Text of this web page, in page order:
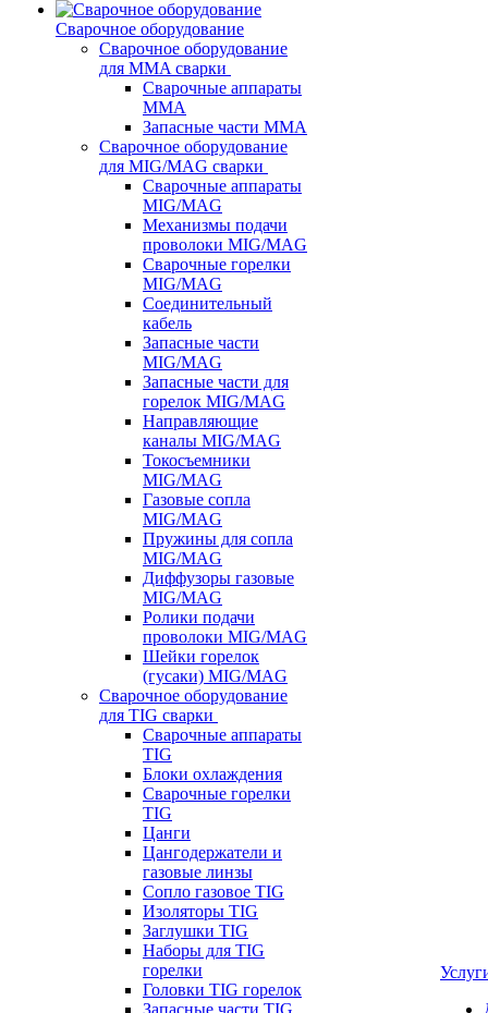
Сварочное оборудование
Сварочное оборудование
для MMA сварки
Сварочные аппараты
MMA
Запасные части MMA
Сварочное оборудование
для MIG/MAG сварки
Сварочные аппараты
MIG/MAG
Механизмы подачи
проволоки MIG/MAG
Сварочные горелки
MIG/MAG
Соединительный
кабель
Запасные части
MIG/MAG
Запасные части для
горелок MIG/MAG
Направляющие
каналы MIG/MAG
Токосъемники
MIG/MAG
Газовые сопла
MIG/MAG
Пружины для сопла
MIG/MAG
Диффузоры газовые
MIG/MAG
Ролики подачи
проволоки MIG/MAG
Шейки горелок
(гусаки) MIG/MAG
Сварочное оборудование
для TIG сварки
Сварочные аппараты
TIG
Блоки охлаждения
Сварочные горелки
TIG
Цанги
Цангодержатели и
газовые линзы
Сопло газовое TIG
Изоляторы TIG
Заглушки TIG
Наборы для TIG
горелки
Головки TIG горелок
Запасные части TIG